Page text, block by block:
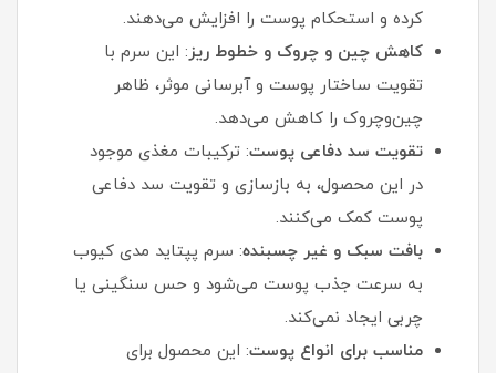
کرده و استحکام پوست را افزایش می‌دهند.
کاهش چین‌ و چروک و خطوط ریز: این سرم با
تقویت ساختار پوست و آبرسانی موثر، ظاهر
چین‌وچروک را کاهش می‌دهد.
تقویت سد دفاعی پوست: ترکیبات مغذی موجود
در این محصول، به بازسازی و تقویت سد دفاعی
پوست کمک می‌کنند.
بافت سبک و غیر چسبنده: سرم پپتاید مدی کیوب
به سرعت جذب پوست می‌شود و حس سنگینی یا
چربی ایجاد نمی‌کند.
مناسب برای انواع پوست: این محصول برای